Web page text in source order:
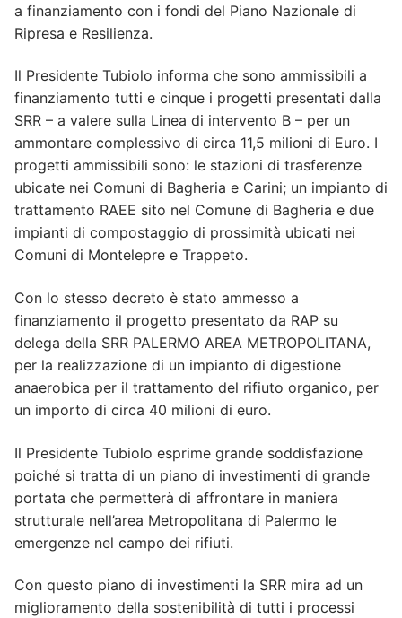
a finanziamento con i fondi del Piano Nazionale di
Ripresa e Resilienza.
Il Presidente Tubiolo informa che sono ammissibili a
finanziamento tutti e cinque i progetti presentati dalla
SRR – a valere sulla Linea di intervento B – per un
ammontare complessivo di circa 11,5 milioni di Euro. I
progetti ammissibili sono: le stazioni di trasferenze
ubicate nei Comuni di Bagheria e Carini; un impianto di
trattamento RAEE sito nel Comune di Bagheria e due
impianti di compostaggio di prossimità ubicati nei
Comuni di Montelepre e Trappeto.
Con lo stesso decreto è stato ammesso a
finanziamento il progetto presentato da RAP su
delega della SRR PALERMO AREA METROPOLITANA,
per la realizzazione di un impianto di digestione
anaerobica per il trattamento del rifiuto organico, per
un importo di circa 40 milioni di euro.
Il Presidente Tubiolo esprime grande soddisfazione
poiché si tratta di un piano di investimenti di grande
portata che permetterà di affrontare in maniera
strutturale nell’area Metropolitana di Palermo le
emergenze nel campo dei rifiuti.
Con questo piano di investimenti la SRR mira ad un
miglioramento della sostenibilità di tutti i processi